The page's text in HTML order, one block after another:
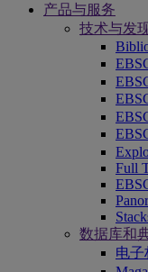
产品与服务
技术与发
Full
数据库和
电子